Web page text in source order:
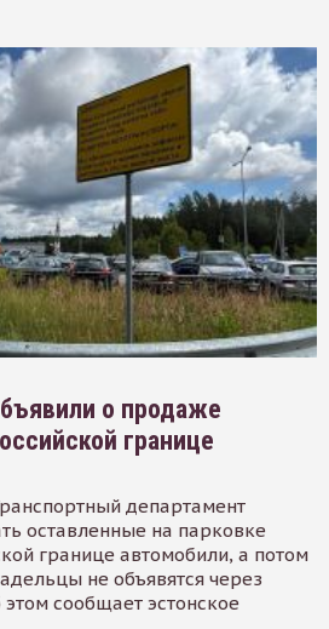
о продаже
границе
департамент
оставленные на парковке
границе автомобили, а потом
не объявятся через
сообщает эстонское